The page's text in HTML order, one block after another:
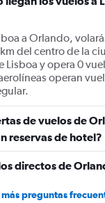
a Orlando,
del centro de la
Lisboa y opera 0
operan
de vuelos de
reservas de hotel?
directos de
más preguntas